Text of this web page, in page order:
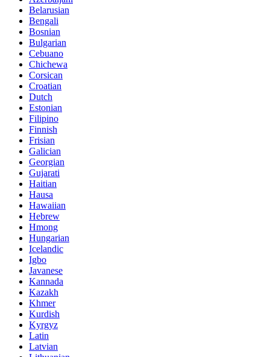
Belarusian
Bengali
Bosnian
Bulgarian
Cebuano
Chichewa
Corsican
Croatian
Dutch
Estonian
Filipino
Finnish
Frisian
Galician
Georgian
Gujarati
Haitian
Hausa
Hawaiian
Hebrew
Hmong
Hungarian
Icelandic
Igbo
Javanese
Kannada
Kazakh
Khmer
Kurdish
Kyrgyz
Latin
Latvian